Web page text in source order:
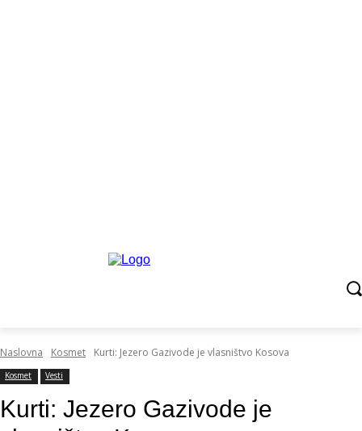
Naslovna Kosmet Kurti: Jezero Gazivode je vlasništvo Kosova
Kosmet Vesti
Kurti: Jezero Gazivode je